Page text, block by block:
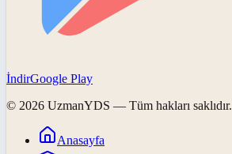
İndirGoogle Play
© 2026 UzmanYDS — Tüm hakları saklıdır.
Anasayfa